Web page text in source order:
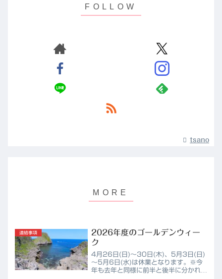
tsano
連絡事項
2026年度のゴールデンウィー
ク
4月26日(日)～30日(木)、5月3日(日)
～5月6日(水)は休業となります。※今
年も去年と同様に前半と後半に分かれて